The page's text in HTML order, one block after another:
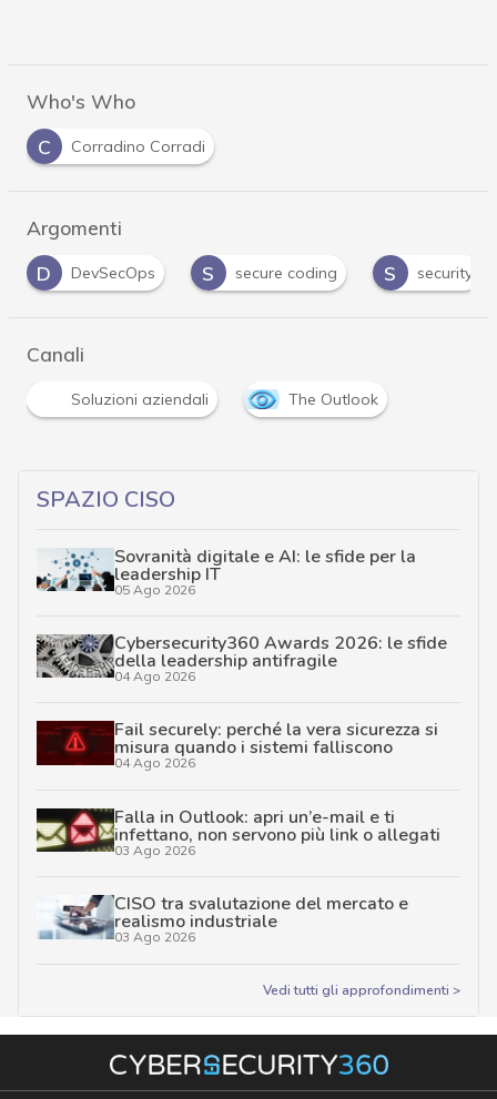
Who's Who
C
Corradino Corradi
Argomenti
S
secure coding S security security by
Canali
Soluzioni aziendali The Outlook
SPAZIO CISO
Sovranità digitale e AI: le sfide per la
leadership IT
05 Ago 2026
Cybersecurity360 Awards 2026: le sfide
della leadership antifragile
04 Ago 2026
Fail securely: perché la vera sicurezza si
misura quando i sistemi falliscono
04 Ago 2026
Falla in Outlook: apri un’e-mail e ti
infettano, non servono più link o allegati
03 Ago 2026
CISO tra svalutazione del mercato e
realismo industriale
03 Ago 2026
Vedi tutti gli approfondimenti >